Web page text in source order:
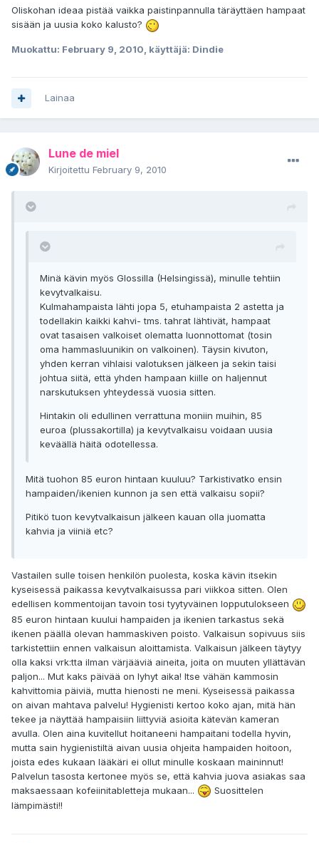
Oliskohan ideaa pistää vaikka paistinpannulla täräyttäen hampaat
sisään ja uusia koko kalusto?
Muokattu: February 9, 2010 , käyttäjä: Dindie
Lainaa
Lune de miel
Kirjoitettu February 9, 2010
Minä kävin myös Glossilla (Helsingissä), minulle tehtiin
kevytvalkaisu.
Kulmahampaista lähti jopa 5, etuhampaista 2 astetta ja
todellakin kaikki kahvi- tms. tahrat lähtivät, hampaat
ovat tasaisen valkoiset olematta luonnottomat (tosin
oma hammasluunikin on valkoinen). Täysin kivuton,
yhden kerran vihlaisi valotuksen jälkeen ja sekin taisi
johtua siitä, että yhden hampaan kiille on haljennut
narskutuksen yhteydessä vuosia sitten.
Hintakin oli edullinen verrattuna moniin muihin, 85
euroa (plussakortilla) ja kevytvalkaisu voidaan uusia
keväällä häitä odotellessa.
Mitä tuohon 85 euron hintaan kuuluu? Tarkistivatko ensin
hampaiden/ikenien kunnon ja sen että valkaisu sopii?
Pitikö tuon kevytvalkaisun jälkeen kauan olla juomatta
kahvia ja viiniä etc?
Vastailen sulle toisen henkilön puolesta, koska kävin itsekin
kyseisessä paikassa kevytvalkaisussa pari viikkoa sitten. Olen
edellisen kommentoijan tavoin tosi tyytyväinen lopputulokseen
85 euron hintaan kuului hampaiden ja ikenien tarkastus sekä
ikenen päällä olevan hammaskiven poisto. Valkaisun sopivuus siis
tarkistettiin ennen valkaisun aloittamista. Valkaisun jälkeen täytyy
olla kaksi vrk:tta ilman värjääviä aineita, joita on muuten yllättävän
paljon... Mut kaks päivää on lyhyt aika! Itse vähän kammosin
kahvittomia päiviä, mutta hienosti ne meni. Kyseisessä paikassa
on aivan mahtava palvelu! Hygienisti kertoo koko ajan, mitä hän
tekee ja näyttää hampaisiin liittyviä asioita kätevän kameran
avulla. Olen aina kuvitellut hoitaneeni hampaitani todella hyvin,
mutta sain hygienistiltä aivan uusia ohjeita hampaiden hoitoon,
joista edes kukaan lääkäri ei ollut minulle koskaan maininnut!
Palvelun tasosta kertonee myös se, että kahvia juova asiakas saa
maksaessaan kofeiinitabletteja mukaan...
Suosittelen
lämpimästi!!